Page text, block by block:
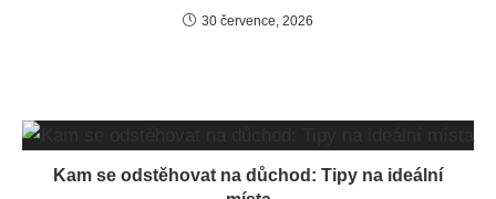
30 července, 2026
Kam se odstěhovat na důchod: Tipy na ideální